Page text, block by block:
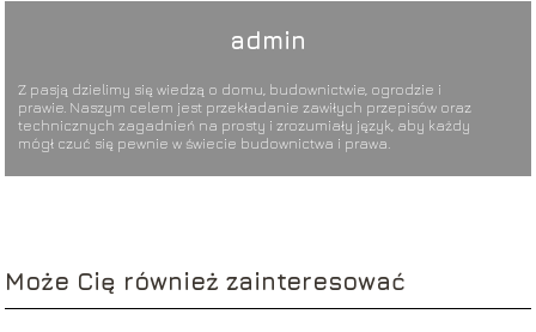
admin
Z pasją dzielimy się wiedzą o domu, budownictwie, ogrodzie i
prawie. Naszym celem jest przekładanie zawiłych przepisów oraz
technicznych zagadnień na prosty i zrozumiały język, aby każdy
mógł czuć się pewnie w świecie budownictwa i prawa.
Może Cię również zainteresować